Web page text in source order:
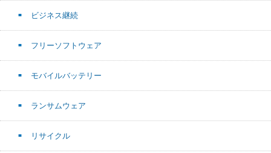
ビジネス継続
フリーソフトウェア
モバイルバッテリー
ランサムウェア
リサイクル